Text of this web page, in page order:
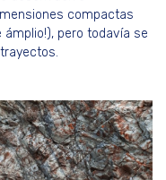
compactas
ámplio!), pero todavía se